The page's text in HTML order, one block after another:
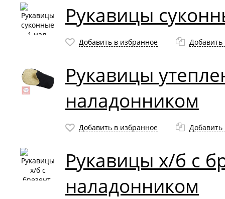
Рукавицы
Добавить в избранное Добавить
Рукавицы
наладонником
Добавить в избранное Добавить
Рукавицы х/б с
наладонником